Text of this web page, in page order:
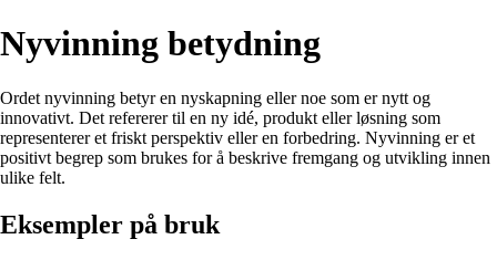
Nyvinning betydning
Ordet nyvinning betyr en nyskapning eller noe som er nytt og
innovativt. Det refererer til en ny idé, produkt eller løsning som
representerer et friskt perspektiv eller en forbedring. Nyvinning er et
positivt begrep som brukes for å beskrive fremgang og utvikling innen
ulike felt.
Eksempler på bruk